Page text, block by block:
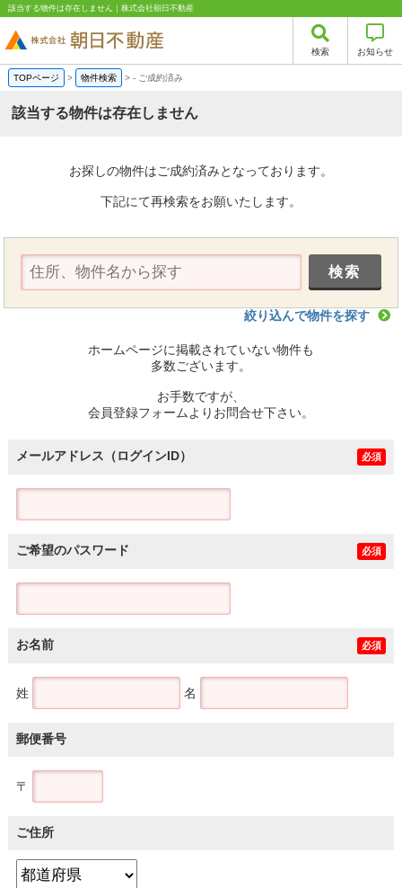
該当する物件は存在しません｜株式会社朝日不動産
検索 お知らせ
TOPページ > 物件検索 >- ご成約済み
該当する物件は存在しません
お探しの物件はご成約済みとなっております。
下記にて再検索をお願いたします。
絞り込んで物件を探す
ホームページに掲載されていない物件も
多数ございます。
お手数ですが、
会員登録フォームよりお問合せ下さい。
メールアドレス（ログインID） 必須
ご希望のパスワード 必須
お名前 必須
姓 名
郵便番号
〒
ご住所